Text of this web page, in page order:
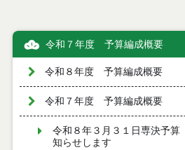
令和７年度 予算編成概要
令和８年度 予算編成概要
令和７年度 予算編成概要
令和８年３月３１日専決予算
知らせします